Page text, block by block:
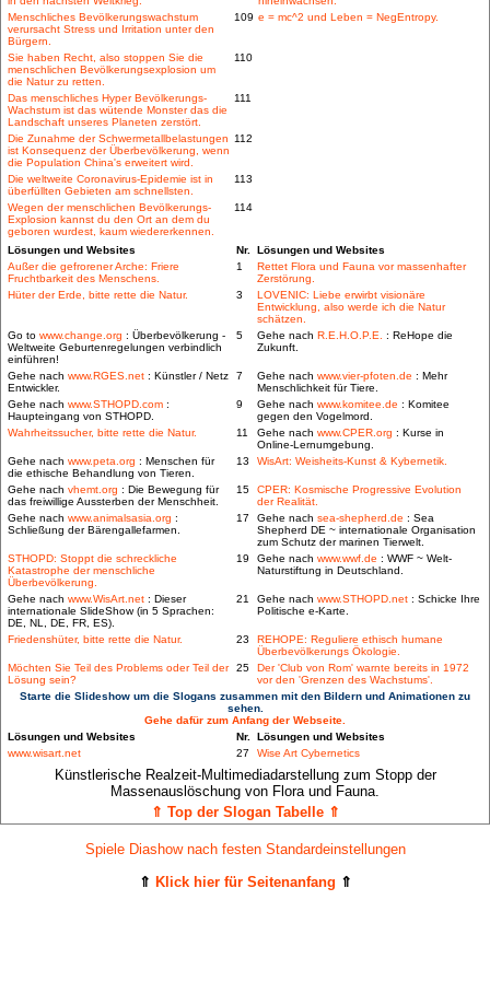
Menschliches Bevölkerungswachstum
verursacht Stress und Irritation unter den
Bürgern.
109 e = mc^2 und Leben = NegEntropy.
Sie haben Recht, also stoppen Sie die
menschlichen Bevölkerungsexplosion um
die Natur zu retten.
110
Das menschliches Hyper Bevölkerungs-
Wachstum ist das wütende Monster das die
Landschaft unseres Planeten zerstört.
111
Die Zunahme der Schwermetallbelastungen
ist Konsequenz der Überbevölkerung, wenn
die Population China's erweitert wird.
112
Die weltweite Coronavirus-Epidemie ist in
überfüllten Gebieten am schnellsten.
113
Wegen der menschlichen Bevölkerungs-
Explosion kannst du den Ort an dem du
geboren wurdest, kaum wiedererkennen.
114
Lösungen und Websites Nr. Lösungen und Websites
Außer die gefrorener Arche: Friere
Fruchtbarkeit des Menschens.
1
Rettet Flora und Fauna vor massenhafter
Zerstörung.
Hüter der Erde, bitte rette die Natur.
3
LOVENIC: Liebe erwirbt visionäre
Entwicklung, also werde ich die Natur
schätzen.
Go to www.change.org : Überbevölkerung -
Weltweite Geburtenregelungen verbindlich
einführen!
5 Gehe nach R.E.H.O.P.E. : ReHope die
Zukunft.
Gehe nach www.RGES.net : Künstler / Netz
Entwickler.
7 Gehe nach www.vier-pfoten.de : Mehr
Menschlichkeit für Tiere.
Gehe nach www.STHOPD.com :
Haupteingang von STHOPD.
9 Gehe nach www.komitee.de : Komitee
gegen den Vogelmord.
Wahrheitssucher, bitte rette die Natur.
11 Gehe nach www.CPER.org : Kurse in
Online-Lernumgebung.
Gehe nach www.peta.org : Menschen für
die ethische Behandlung von Tieren.
13 WisArt: Weisheits-Kunst & Kybernetik.
Gehe nach vhemt.org : Die Bewegung für
das freiwillige Aussterben der Menschheit.
15
CPER: Kosmische Progressive Evolution
der Realität.
Gehe nach www.animalsasia.org :
Schließung der Bärengallefarmen.
17 Gehe nach sea-shepherd.de : Sea
Shepherd DE ~ internationale Organisation
zum Schutz der marinen Tierwelt.
STHOPD: Stoppt die schreckliche
Katastrophe der menschliche
Überbevölkerung.
19 Gehe nach www.wwf.de : WWF ~ Welt-
Naturstiftung in Deutschland.
Gehe nach www.WisArt.net : Dieser
internationale SlideShow (in 5 Sprachen:
DE, NL, DE, FR, ES).
21 Gehe nach www.STHOPD.net : Schicke Ihre
Politische e-Karte.
Friedenshüter, bitte rette die Natur. 23
REHOPE: Reguliere ethisch humane
Überbevölkerungs Ökologie.
Möchten Sie Teil des Problems oder Teil der
Lösung sein?
25
Der 'Club von Rom' warnte bereits in 1972
vor den 'Grenzen des Wachstums'.
Starte die Slideshow um die Slogans zusammen mit den Bildern und Animationen zu
sehen.
Gehe dafür zum Anfang der Webseite.
Lösungen und Websites
Nr. Lösungen und Websites
www.wisart.net
27 Wise Art Cybernetics
Künstlerische Realzeit-Multimediadarstellung zum Stopp der
Massenauslöschung von Flora und Fauna.
⇑ Top der Slogan Tabelle ⇑
Spiele Diashow nach festen Standardeinstellungen
⇑ Klick hier für Seitenanfang ⇑